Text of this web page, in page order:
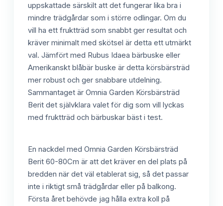
uppskattade särskilt att det fungerar lika bra i
mindre trädgårdar som i större odlingar. Om du
vill ha ett fruktträd som snabbt ger resultat och
kräver minimalt med skötsel är detta ett utmärkt
val. Jämfört med Rubus Idaea bärbuske eller
Amerikanskt blåbär buske är detta körsbärsträd
mer robust och ger snabbare utdelning.
Sammantaget är Omnia Garden Körsbärsträd
Berit det självklara valet för dig som vill lyckas
med fruktträd och bärbuskar bäst i test.
En nackdel med Omnia Garden Körsbärsträd
Berit 60-80Cm är att det kräver en del plats på
bredden när det väl etablerat sig, så det passar
inte i riktigt små trädgårdar eller på balkong.
Första året behövde jag hålla extra koll på